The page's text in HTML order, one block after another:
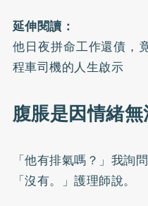
延伸閱讀：
他日夜拼命工作還債，
程車司機的人生啟示
腹脹是因情緒
「他有排氣嗎？」我詢問
「沒有。」護理師說。